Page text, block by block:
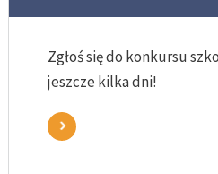
Zgłoś się do konkursu
jeszcze kilka dni!